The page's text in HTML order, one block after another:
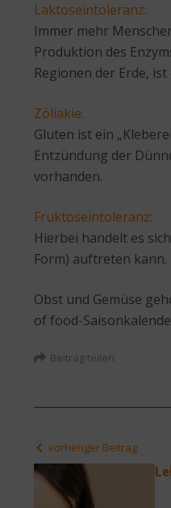
Laktoseintoleranz:
Immer mehr
Produktion des
Regionen der Erde,
Zöliakie:
Gluten ist ein
Entzündung der
vorhanden.
Fruktoseintoleranz:
Hierbei handelt es
Form) auftreten
Obst und Gemüse
of food-
Beitrag teilen
vorheriger Beitrag